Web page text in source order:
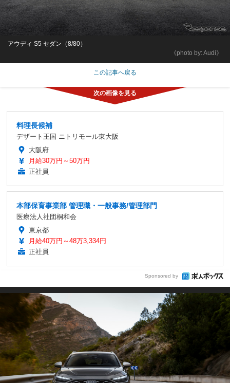
《photo by: Audi》
アウディ S5 セダン（8/80）
この記事へ戻る
料理長候補
デザート王国 ニトリモール東大阪
大阪府
月給30万円～50万円
正社員
本部保育事業部 管理職・一般事務/管理部門
医療法人社団桐和会
東京都
月給40万円～48万3,334円
正社員
Sponsored by